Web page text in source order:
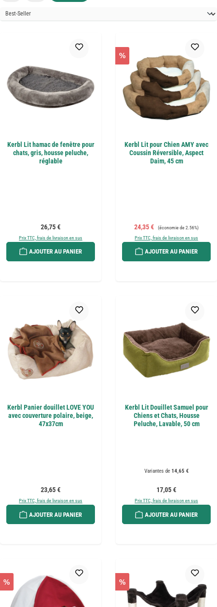
Kerbl Lit hamac de fenêtre pour
chats, gris, housse peluche,
réglable
Prix régulier :
26,75 €
Prix TTC, frais de livraison en sus
AJOUTER AU PANIER
%
Kerbl Lit pour Chien AMY avec
Coussin Réversible, Aspect
Daim, 45 cm
Prix de vente :
24,35 € Prix régulier :
(économie de 2.56%)
Prix TTC, frais de livraison en sus
AJOUTER AU PANIER
Kerbl Panier douillet LOVE YOU
avec couverture polaire, beige,
47x37cm
Prix régulier :
23,65 €
Prix TTC, frais de livraison en sus
AJOUTER AU PANIER
Kerbl Lit Douillet Samuel pour
Chiens et Chats, Housse
Peluche, Lavable, 50 cm
Variantes de14,65 €
Prix régulier :
17,05 €
Prix TTC, frais de livraison en sus
AJOUTER AU PANIER
% %